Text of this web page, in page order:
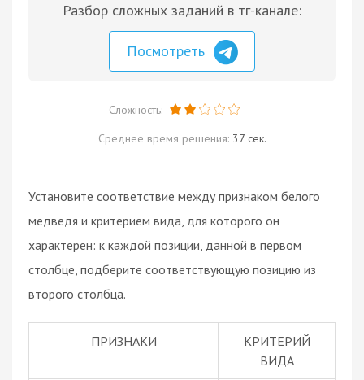
Разбор сложных заданий в тг-канале:
Посмотреть
Сложность:
Среднее время решения: 37 сек.
Установите соответствие между признаком белого
медведя и критерием вида, для которого он
характерен: к каждой позиции, данной в первом
столбце, подберите соответствующую позицию из
второго столбца.
ПРИЗНАКИ
КРИТЕРИЙ
ВИДА